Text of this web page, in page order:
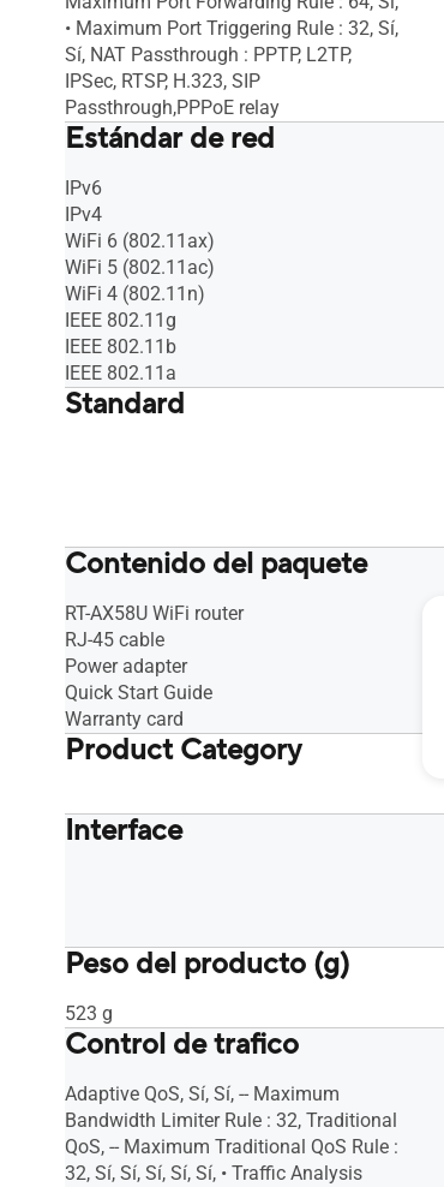
• Maximum Port Triggering Rule : 32, Sí,
Sí, NAT Passthrough : PPTP, L2TP,
IPSec, RTSP, H.323, SIP
Passthrough,PPPoE relay
Estándar de red
IPv6
IPv4
WiFi 6 (802.11ax)
WiFi 5 (802.11ac)
WiFi 4 (802.11n)
IEEE 802.11g
IEEE 802.11b
IEEE 802.11a
Standard
Contenido del paquete
RT-AX58U WiFi router
RJ-45 cable
Power adapter
Quick Start Guide
Warranty card
Product Category
Interface
Peso del producto (g)
523 g
Control de trafico
Adaptive QoS, Sí, Sí, -- Maximum
Bandwidth Limiter Rule : 32, Traditional
QoS, -- Maximum Traditional QoS Rule :
32, Sí, Sí, Sí, Sí, Sí, • Traffic Analysis